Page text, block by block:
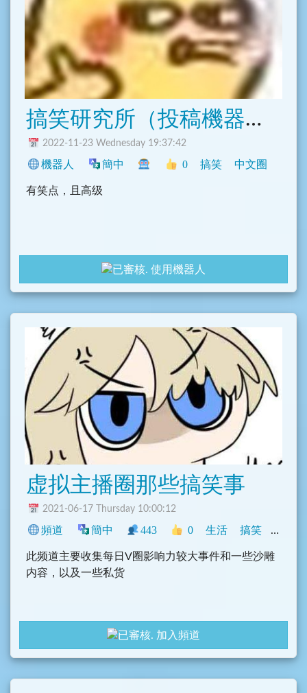
搞笑研究所（投稿機器人）
2022-11-23 Wednesday 19:37:42
機器人 簡中 0 搞笑 中文圈
有笑点，且高级
使用機器人
虚拟主播圈那些搞笑事
2021-06-17 Thursday 10:00:12
頻道 簡中 443 0 生活 搞笑 中文圈
此频道主要收集每日V圈影响力较大事件和一些沙雕
内容，以及一些私货
加入頻道